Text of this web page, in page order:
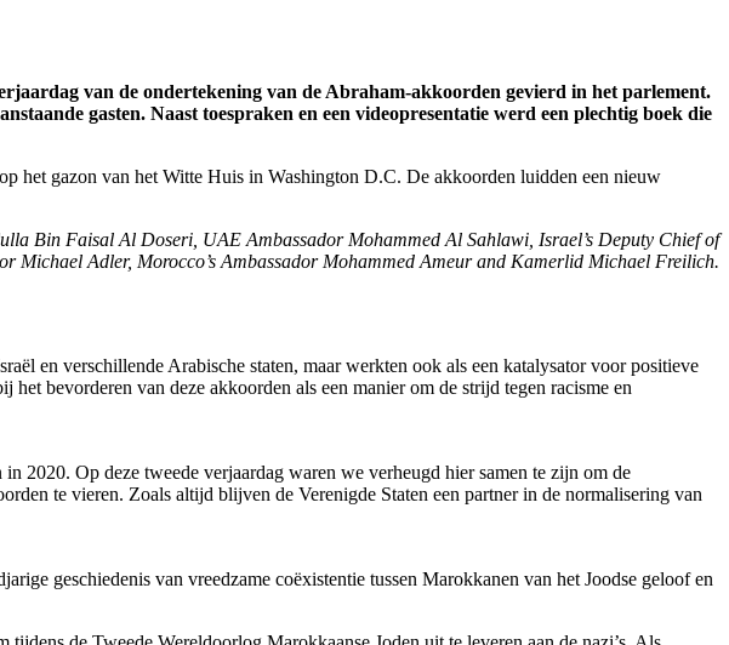
van de ondertekening van de Abraham-akkoorden gevierd in het parlement.
gasten. Naast toespraken en een videopresentatie werd een plechtig boek die
het gazon van het Witte Huis in Washington D.C. De akkoorden luidden een nieuw
Bin Faisal Al Doseri, UAE Ambassador Mohammed Al Sahlawi, Israel’s Deputy Chief of
Michael Adler, Morocco’s Ambassador Mohammed Ameur and Kamerlid Michael Freilich.
en verschillende Arabische staten, maar werkten ook als een katalysator voor positieve
bevorderen van deze akkoorden als een manier om de strijd tegen racisme en
2020. Op deze tweede verjaardag waren we verheugd hier samen te zijn om de
te vieren. Zoals altijd blijven de Verenigde Staten een partner in de normalisering van
geschiedenis van vreedzame coëxistentie tussen Marokkanen van het Joodse geloof en